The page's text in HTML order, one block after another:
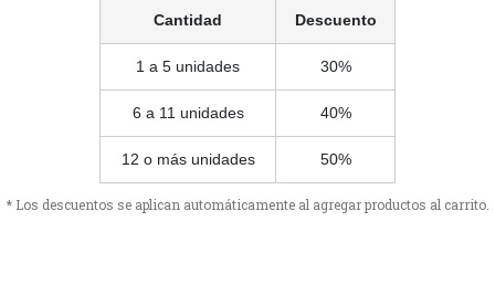
Cantidad Descuento
1 a 5 unidades 30%
6 a 11 unidades 40%
12 o más unidades 50%
* Los descuentos se aplican automáticamente al agregar productos al carrito.